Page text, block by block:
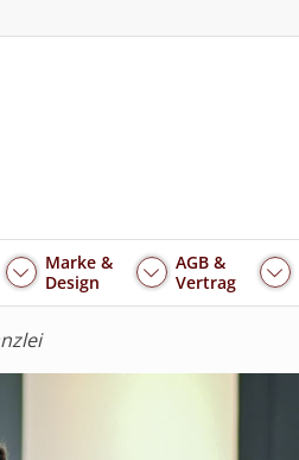
Marke &
Design
AGB &
Vertrag